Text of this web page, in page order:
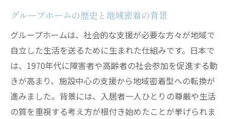
理由
地域社会とつながるグループホーム生活
グループホームで感じる安心と自立支援
中川区障害者グループホームの生活面を比
較
安心の住まい探しを叶えるグループホーム紹介
グループホームの歴史と地域密着の背景
グループホームは、社会的な支援が必要な方々が地域で
自立した生活を送るために生まれた仕組みです。日本で
は、1970年代に障害者や高齢者の社会参加を促進する動
きが高まり、施設中心の支援から地域密着型への転換が
進みました。背景には、入居者一人ひとりの尊厳や生活
の質を重視する考え方が根付き始めたことが挙げられま